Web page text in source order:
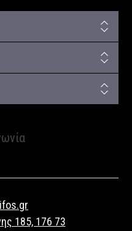
185, 176 73